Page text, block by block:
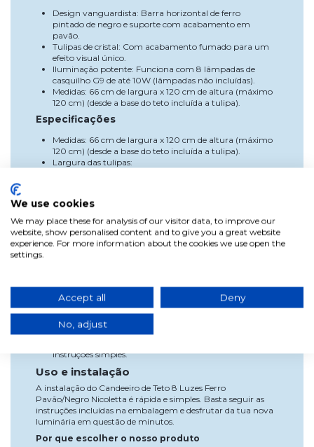
Design vanguardista: Barra horizontal de ferro
pintado de negro e suporte com acabamento em
pavão.
Tulipas de cristal: Com acabamento fumado para um
efeito visual único.
Iluminação potente: Funciona com 8 lâmpadas de
casquilho G9 de até 10W (lâmpadas não incluídas).
Medidas: 66 cm de largura x 120 cm de altura (máximo
120 cm) (desde a base do teto incluída a tulipa).
Especificações
Medidas: 66 cm de largura x 120 cm de altura (máximo
120 cm) (desde a base do teto incluída a tulipa).
Largura das tulipas:
Tulipa grande (1): 15 cm
Lâmpadas: 8 lâmpadas de casquilho G9 de até 10W
(lâmpadas não incluídas).
Vantagens
Iluminação ambiente: As tulipas de cristal com
acabamento fumado criam uma atmosfera
envolvente.
Versatilidade: Ideal para salas de estar, salas de jantar
ou halls de entrada.
instruções simples.
Uso e instalação
A instalação do Candeeiro de Teto 8 Luzes Ferro
Pavão/Negro Nicoletta é rápida e simples. Basta seguir as
instruções incluídas na embalagem e desfrutar da tua nova
luminária em questão de minutos.
Por que escolher o nosso produto
We use cookies
We may place these for analysis of our visitor data, to improve our
website, show personalised content and to give you a great website
experience. For more information about the cookies we use open the
settings.
Accept all Deny
No, adjust